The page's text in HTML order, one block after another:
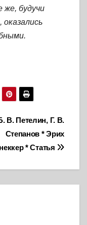
же, будучи
В. Петелин, Г. В.
Степанов * Эрих
* Статья